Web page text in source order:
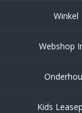
Winkel
Webshop
Kids